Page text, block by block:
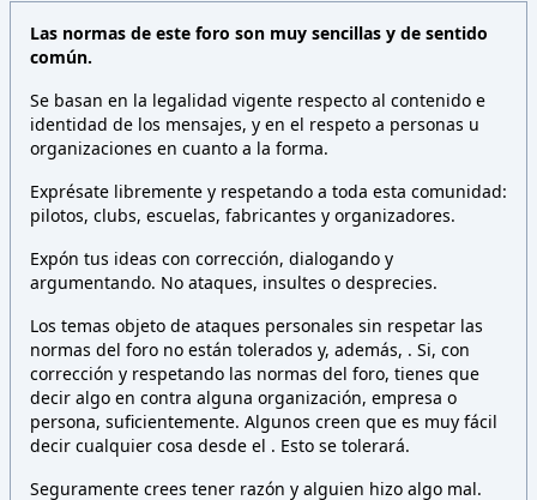
Las normas de este foro son muy sencillas y de sentido
común.
Se basan en la legalidad vigente respecto al contenido e
identidad de los mensajes, y en el respeto a personas u
organizaciones en cuanto a la forma.
Exprésate libremente y respetando a toda esta comunidad:
pilotos, clubs, escuelas, fabricantes y organizadores.
Expón tus ideas con corrección, dialogando y
argumentando. No ataques, insultes o desprecies.
Los temas objeto de ataques personales sin respetar las
normas del foro no están tolerados y, además, . Si, con
corrección y respetando las normas del foro, tienes que
decir algo en contra alguna organización, empresa o
persona, suficientemente. Algunos creen que es muy fácil
decir cualquier cosa desde el . Esto se tolerará.
Seguramente crees tener razón y alguien hizo algo mal.